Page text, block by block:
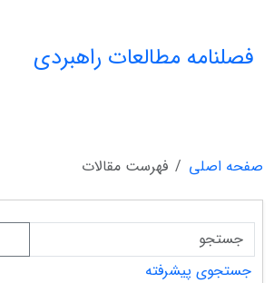
فصلنامه مطالعات راهبردی
صفحه اصلی
فهرست مقالات
جستجوی پیشرفته